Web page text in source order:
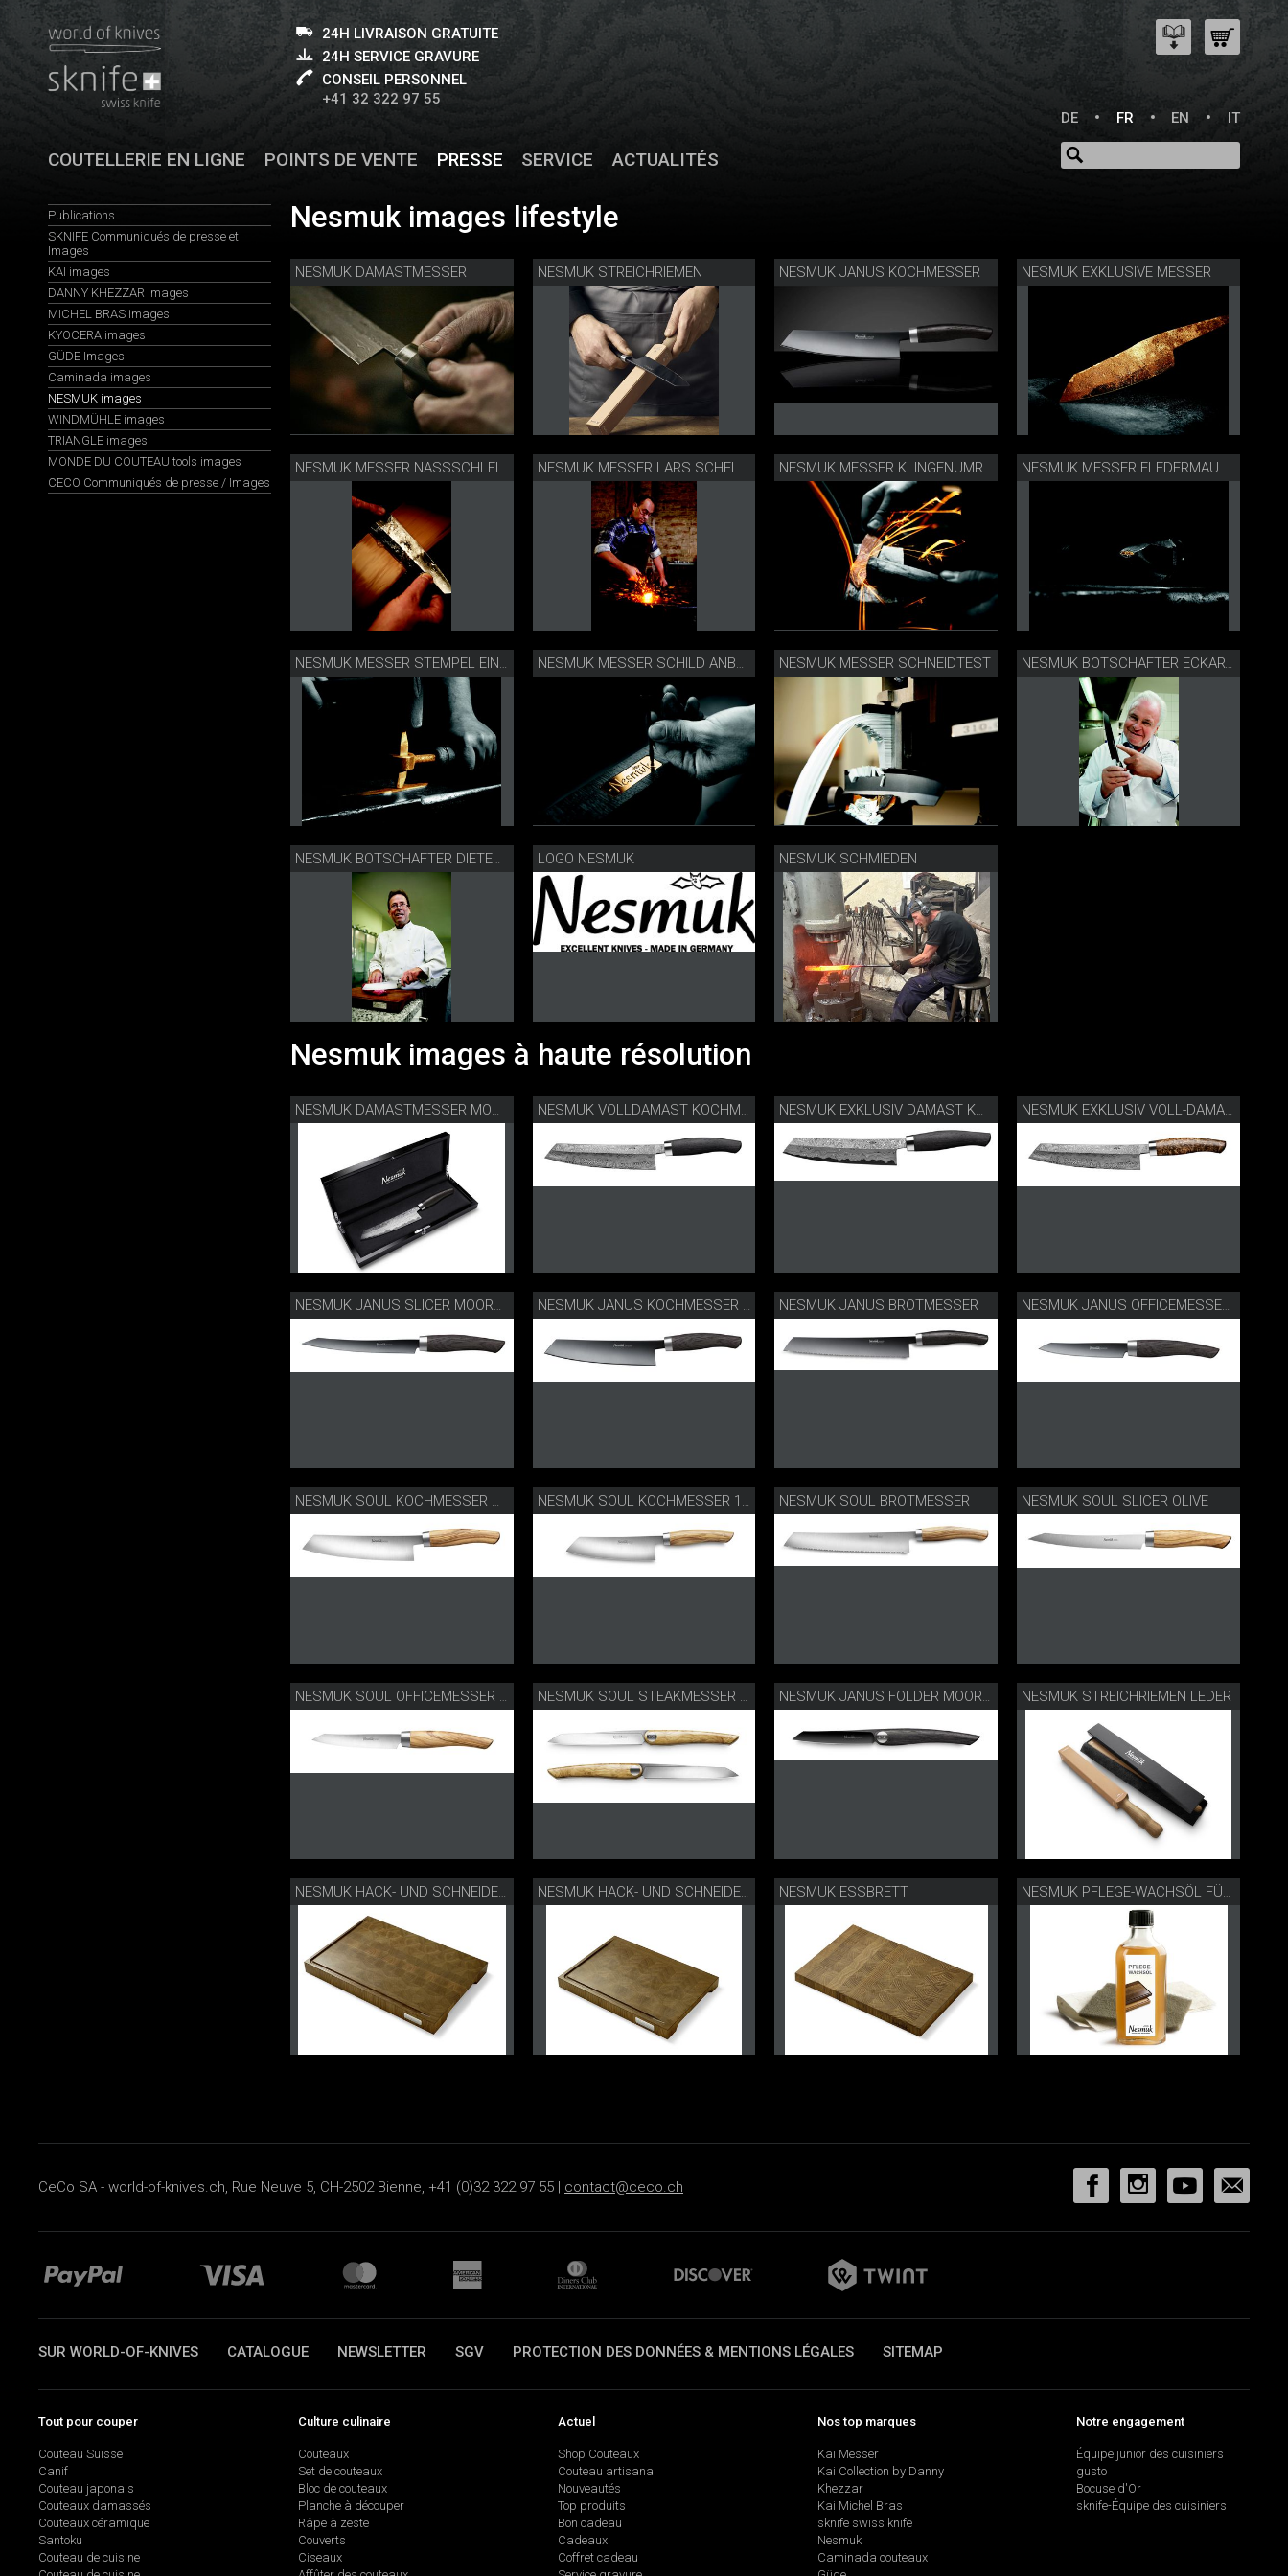
24H LIVRAISON GRATUITE
24H SERVICE GRAVURE
CONSEIL PERSONNEL
+41 32 322 97 55
DE
FR EN IT
COUTELLERIE EN LIGNE POINTS DE VENTE PRESSE SERVICE ACTUALITÉS
Publications
SKNIFE Communiqués de presse et
Images
KAI images
DANNY KHEZZAR images
MICHEL BRAS images
KYOCERA images
GÜDE Images
Caminada images
NESMUK images
WINDMÜHLE images
TRIANGLE images
MONDE DU COUTEAU tools images
CECO Communiqués de presse / Images
Nesmuk images lifestyle
NESMUK DAMASTMESSER NESMUK STREICHRIEMEN NESMUK JANUS KOCHMESSER NESMUK EXKLUSIVE MESSER
NESMUK MESSER NASSSCHLEIFEN NESMUK MESSER LARS SCHEIDLER NESMUK MESSER KLINGENUMRISS SCHLEIFEN NESMUK MESSER FLEDERMAUSSTEMPEL
NESMUK MESSER SCHNEIDTEST
LOGO NESMUK NESMUK SCHMIEDEN
Nesmuk images à haute résolution
NESMUK JANUS BROTMESSER
NESMUK SOUL BROTMESSER NESMUK SOUL SLICER OLIVE
NESMUK STREICHRIEMEN LEDER
NESMUK ESSBRETT
CeCo SA - world-of-knives.ch, Rue Neuve 5, CH-2502 Bienne, +41 (0)32 322 97 55 | contact@ceco.ch
SUR WORLD-OF-KNIVES CATALOGUE NEWSLETTER SGV PROTECTION DES DONNÉES & MENTIONS LÉGALES SITEMAP
Tout pour couper
Couteau Suisse
Canif
Couteau japonais
Couteaux damassés
Couteaux céramique
Santoku
Couteau de cuisine
Culture culinaire
Couteaux
Set de couteaux
Bloc de couteaux
Planche à découper
Râpe à zeste
Couverts
Ciseaux
Actuel
Shop Couteaux
Couteau artisanal
Nouveautés
Top produits
Bon cadeau
Cadeaux
Coffret cadeau
Nos top marques
Kai Messer
Kai Collection by Danny
Khezzar
Kai Michel Bras
sknife swiss knife
Nesmuk
Caminada couteaux
Notre engagement
Équipe junior des cuisiniers
gusto
Bocuse d'Or
sknife-Équipe des cuisiniers